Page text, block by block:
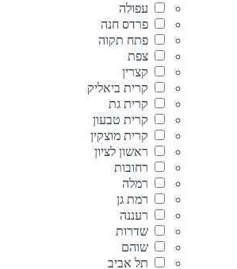
עפולה
פרדס חנה
פתח תקוה
צפת
קצרין
קרית ביאליק
קרית גת
קרית טבעון
קרית מוצקין
ראשון לציון
רחובות
רמלה
רמת גן
רעננה
שדרות
שוהם
תל אביב